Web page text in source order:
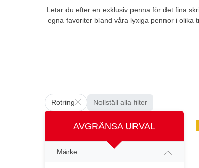
Letar du efter en exklusiv penna för det fina
egna favoriter bland våra lyxiga pennor i olika
Rotring Nollställ alla filter
AVGRÄNSA URVAL
Märke